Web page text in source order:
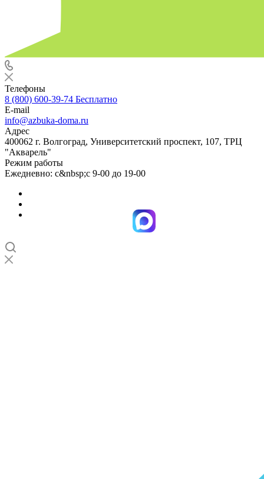
Телефоны
8 (800) 600-39-74 Бесплатно
E-mail
info@azbuka-doma.ru
Адрес
400062 г. Волгоград, Университетский проспект, 107, ТРЦ
"Акварель"
Режим работы
Ежедневно: с&nbsp;с 9-00 до 19-00